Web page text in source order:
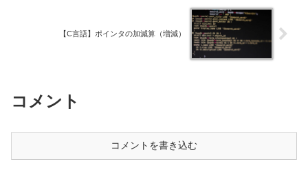
【C言語】ポインタの加減算（増減）
コメント
コメントを書き込む